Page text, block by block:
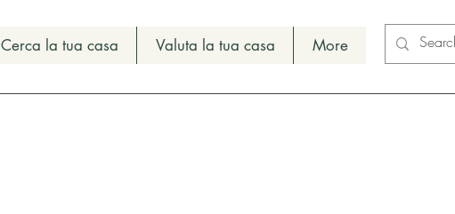
Cerca la tua casa Valuta la tua casa More